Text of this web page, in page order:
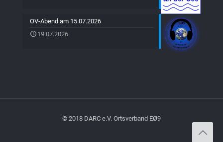
OV-Abend am 15.07.2026
19.07.2026
© 2018 DARC e.V. Ortsverband EØ9